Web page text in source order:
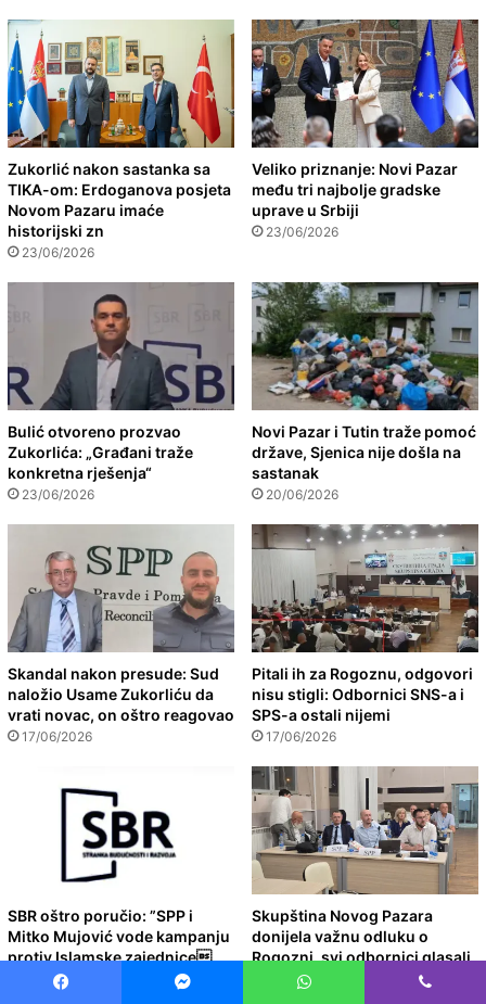
Zukorlić nakon sastanka sa
TIKA-om: Erdoganova posjeta
Novom Pazaru imaće
historijski zn
23/06/2026
Veliko priznanje: Novi Pazar
među tri najbolje gradske
uprave u Srbiji
23/06/2026
Bulić otvoreno prozvao
Zukorlića: „Građani traže
konkretna rješenja“
23/06/2026
Novi Pazar i Tutin traže pomoć
države, Sjenica nije došla na
sastanak
20/06/2026
Skandal nakon presude: Sud
naložio Usame Zukorliću da
vrati novac, on oštro reagovao
17/06/2026
Pitali ih za Rogoznu, odgovori
nisu stigli: Odbornici SNS-a i
SPS-a ostali nijemi
17/06/2026
SBR oštro poručio: ”SPP i
Mitko Mujović vode kampanju
protiv Islamske zajednice
16/06/2026
Skupština Novog Pazara
donijela važnu odluku o
Rogozni, svi odbornici glasali